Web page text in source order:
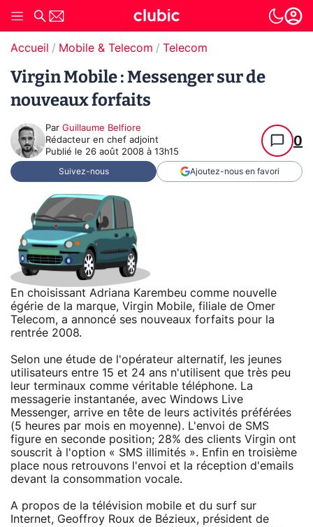
Accueil Mobile & Telecom Telecom
Virgin Mobile : Messenger sur de
nouveaux forfaits
Par Guillaume Belfiore
Rédacteur en chef adjoint
Publié le 26 août 2008 à 13h15
0
Suivez-nous Ajoutez-nous en favori
En choisissant Adriana Karembeu comme nouvelle
égérie de la marque, Virgin Mobile, filiale de Omer
Telecom, a annoncé ses nouveaux forfaits pour la
rentrée 2008.
Selon une étude de l'opérateur alternatif, les jeunes
utilisateurs entre 15 et 24 ans n'utilisent que très peu
leur terminaux comme véritable téléphone. La
messagerie instantanée, avec Windows Live
Messenger, arrive en tête de leurs activités préférées
(5 heures par mois en moyenne). L'envoi de SMS
figure en seconde position; 28% des clients Virgin ont
souscrit à l'option « SMS illimités ». Enfin en troisième
place nous retrouvons l'envoi et la réception d'emails
devant la consommation vocale.
A propos de la télévision mobile et du surf sur
Internet, Geoffroy Roux de Bézieux, président de